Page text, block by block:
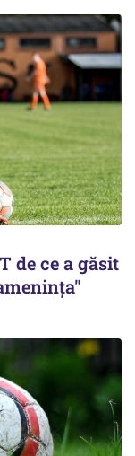
de ce a găsit